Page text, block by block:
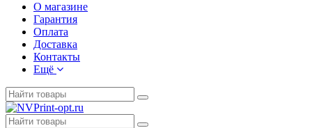
О магазине
Гарантия
Оплата
Доставка
Контакты
Ещё